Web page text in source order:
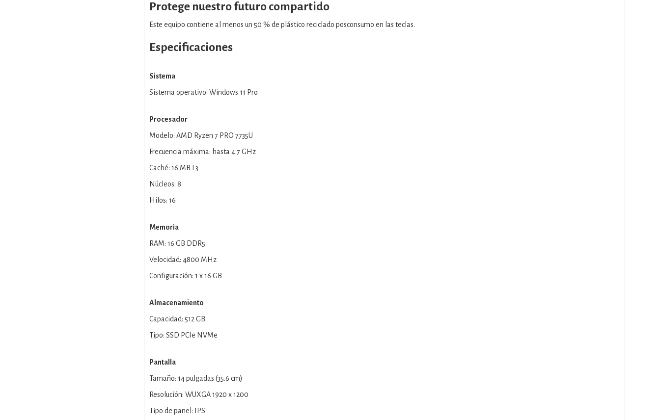
Protege nuestro futuro compartido
Este equipo contiene al menos un 50 % de plástico reciclado posconsumo en las teclas.
Especificaciones
Sistema
Sistema operativo: Windows 11 Pro
Procesador
Modelo: AMD Ryzen 7 PRO 7735U
Frecuencia máxima: hasta 4.7 GHz
Caché: 16 MB L3
Núcleos: 8
Hilos: 16
Memoria
RAM: 16 GB DDR5
Velocidad: 4800 MHz
Configuración: 1 x 16 GB
Almacenamiento
Capacidad: 512 GB
Tipo: SSD PCIe NVMe
Pantalla
Tamaño: 14 pulgadas (35.6 cm)
Resolución: WUXGA 1920 x 1200
Tipo de panel: IPS